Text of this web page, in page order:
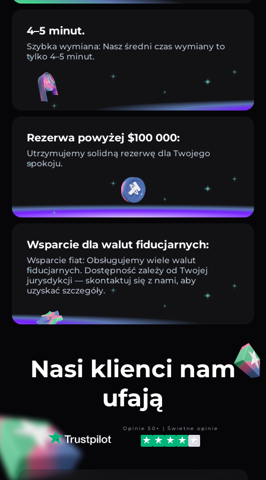
4–5 minut.
Szybka wymiana: Nasz średni czas wymiany to
tylko 4–5 minut.
Rezerwa powyżej $100 000:
Utrzymujemy solidną rezerwę dla Twojego
spokoju.
Wsparcie dla walut fiducjarnych:
Wsparcie fiat: Obsługujemy wiele walut
fiducjarnych. Dostępność zależy od Twojej
jurysdykcji — skontaktuj się z nami, aby
uzyskać szczegóły.
Nasi klienci nam
ufają
Opinie 50+ | Świetne opinie